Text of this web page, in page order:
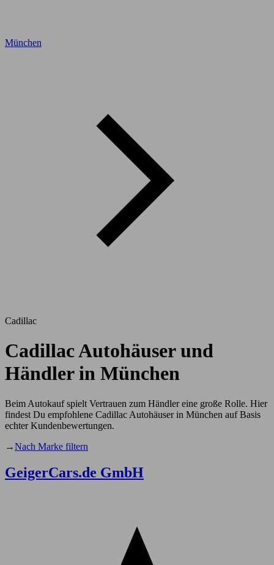
München
Cadillac
Cadillac Autohäuser und
Händler in München
Beim Autokauf spielt Vertrauen zum Händler eine große Rolle. Hier
findest Du empfohlene Cadillac Autohäuser in München auf Basis
echter Kundenbewertungen.
→Nach Marke filtern
GeigerCars.de GmbH